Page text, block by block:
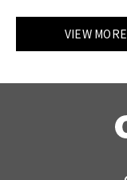
VIEW MORE